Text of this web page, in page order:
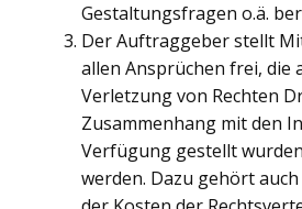
Gestaltungsfragen o.ä.
Der Auftraggeber stellt
allen Ansprüchen frei, die
Verletzung von Rechten
Zusammenhang mit den
Verfügung gestellt
werden. Dazu gehört